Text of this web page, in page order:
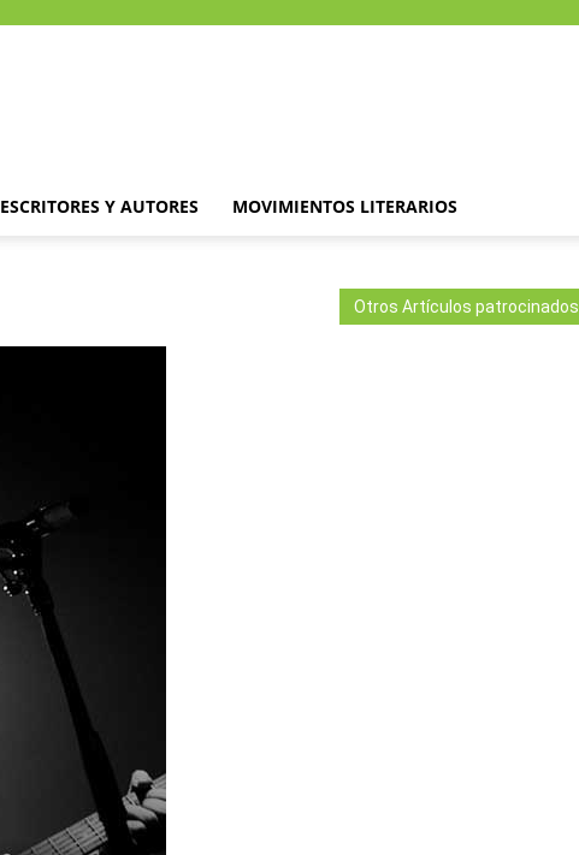
ESCRITORES Y AUTORES MOVIMIENTOS LITERARIOS
Otros Artículos patrocinados